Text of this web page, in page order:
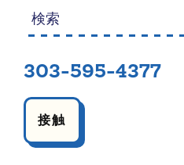
検索する：
303-595-4377
接触